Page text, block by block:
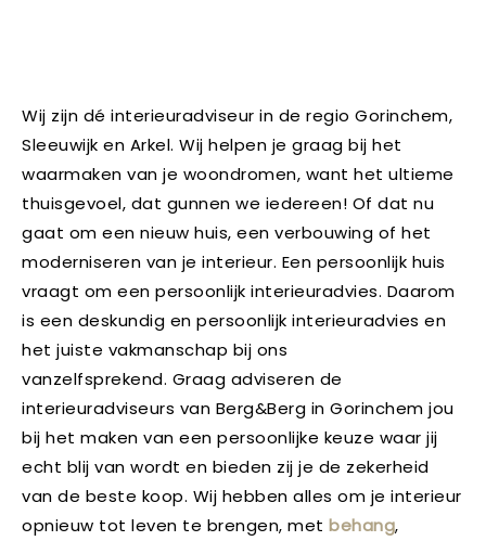
Wij zijn dé interieuradviseur in de regio Gorinchem,
Sleeuwijk en Arkel. Wij helpen je graag bij het
waarmaken van je woondromen, want het ultieme
thuisgevoel, dat gunnen we iedereen! Of dat nu
gaat om een nieuw huis, een verbouwing of het
moderniseren van je interieur. Een persoonlijk huis
vraagt om een persoonlijk interieuradvies. Daarom
is een deskundig en persoonlijk interieuradvies en
het juiste vakmanschap bij ons
vanzelfsprekend. Graag adviseren de
interieuradviseurs van Berg&Berg in Gorinchem jou
bij het maken van een persoonlijke keuze waar jij
echt blij van wordt en bieden zij je de zekerheid
van de beste koop. Wij hebben alles om je interieur
opnieuw tot leven te brengen, met behang,